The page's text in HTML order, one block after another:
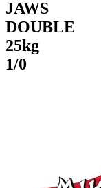
JAWS
DOUBLE
25kg
1/0